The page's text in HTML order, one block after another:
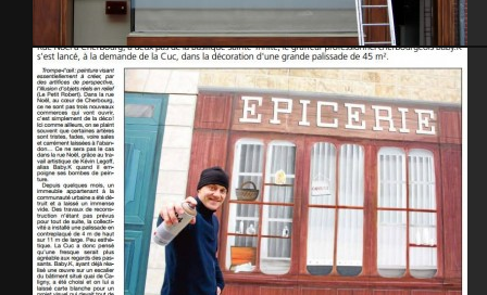
Salon tatouage 2009